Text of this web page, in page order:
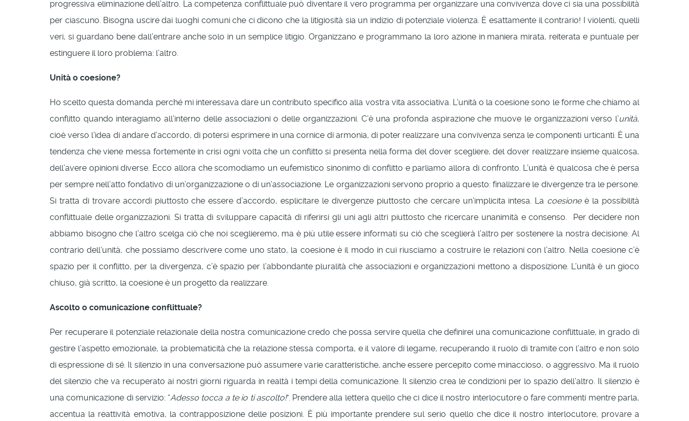
progressiva eliminazione dell’altro. La competenza conflittuale può diventare il vero programma per organizzare una convivenza dove ci sia una possibilità
per ciascuno. Bisogna uscire dai luoghi comuni che ci dicono che la litigiosità sia un indizio di potenziale violenza. È esattamente il contrario! I violenti, quelli
veri, si guardano bene dall’entrare anche solo in un semplice litigio. Organizzano e programmano la loro azione in maniera mirata, reiterata e puntuale per
estinguere il loro problema: l’altro.
Unità o coesione?
Ho scelto questa domanda perché mi interessava dare un contributo specifico alla vostra vita associativa. L’unità o la coesione sono le forme che chiamo al
conflitto quando interagiamo all’interno delle associazioni o delle organizzazioni. C’è una profonda aspirazione che muove le organizzazioni verso l’unità,
cioè verso l’idea di andare d’accordo, di potersi esprimere in una cornice di armonia, di poter realizzare una convivenza senza le componenti urticanti. È una
tendenza che viene messa fortemente in crisi ogni volta che un conflitto si presenta nella forma del dover scegliere, del dover realizzare insieme qualcosa,
dell’avere opinioni diverse. Ecco allora che scomodiamo un eufemistico sinonimo di conflitto e parliamo allora di confronto. L’unità è qualcosa che è persa
per sempre nell’atto fondativo di un’organizzazione o di un’associazione. Le organizzazioni servono proprio a questo: finalizzare le divergenze tra le persone.
Si tratta di trovare accordi piuttosto che essere d’accordo, esplicitare le divergenze piuttosto che cercare un’implicita intesa. La coesioneè la possibilità
conflittuale delle organizzazioni. Si tratta di sviluppare capacità di riferirsi gli uni agli altri piuttosto che ricercare unanimità e consenso. Per decidere non
abbiamo bisogno che l’altro scelga ciò che noi sceglieremo, ma è più utile essere informati su ciò che sceglierà l’altro per sostenere la nostra decisione. Al
contrario dell’unità, che possiamo descrivere come uno stato, la coesione è il modo in cui riusciamo a costruire le relazioni con l’altro. Nella coesione c’è
spazio per il conflitto, per la divergenza, c’è spazio per l’abbondante pluralità che associazioni e organizzazioni mettono a disposizione. L’unità è un gioco
chiuso, già scritto, la coesione è un progetto da realizzare.
Ascolto o comunicazione conflittuale?
Per recuperare il potenziale relazionale della nostra comunicazione credo che possa servire quella che definirei una comunicazione conflittuale, in grado di
gestire l’aspetto emozionale, la problematicità che la relazione stessa comporta, e il valore di legame, recuperando il ruolo di tramite con l’altro e non solo
di espressione di sé. Il silenzio in una conversazione può assumere varie caratteristiche, anche essere percepito come minaccioso, o aggressivo. Ma il ruolo
del silenzio che va recuperato ai nostri giorni riguarda in realtà i tempi della comunicazione. Il silenzio crea le condizioni per lo spazio dell’altro. Il silenzio è
una comunicazione di servizio: “Adesso tocca a te io ti ascolto!”. Prendere alla lettera quello che ci dice il nostro interlocutore o fare commenti mentre parla,
accentua la reattività emotiva, la contrapposizione delle posizioni. È più importante prendere sul serio quello che dice il nostro interlocutore, provare a